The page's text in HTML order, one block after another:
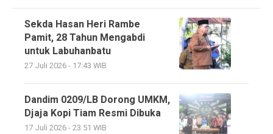
Sekda Hasan Heri Rambe
Pamit, 28 Tahun Mengabdi
untuk Labuhanbatu
27 Juli 2026 - 17:43 WIB
Dandim 0209/LB Dorong UMKM,
Djaja Kopi Tiam Resmi Dibuka
17 Juli 2026 - 23:51 WIB